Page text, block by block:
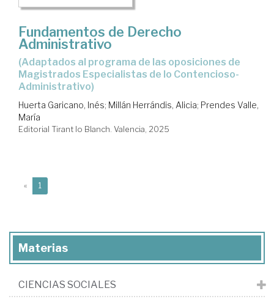
Fundamentos de Derecho
Administrativo
(adaptados al programa de las oposiciones de
Magistrados Especialistas de lo Contencioso-
Administrativo)
Huerta Garicano, Inés; Millán Herrándis, Alicia; Prendes Valle,
María
Editorial Tirant lo Blanch. Valencia, 2025
« 1
Materias
CIENCIAS SOCIALES